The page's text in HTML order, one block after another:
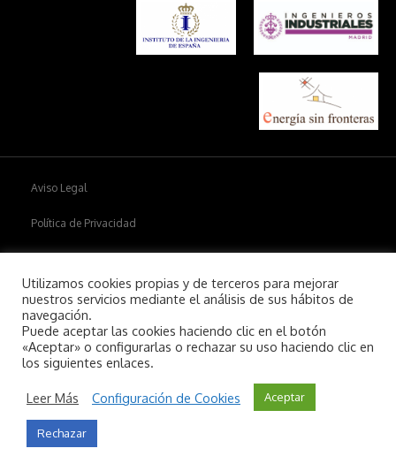
Aviso Legal
Política de Privacidad
Copyright © 2026Aiim.
Utilizamos cookies propias y de terceros para mejorar
nuestros servicios mediante el análisis de sus hábitos de
navegación.
Puede aceptar las cookies haciendo clic en el botón
«Aceptar» o configurarlas o rechazar su uso haciendo clic en
los siguientes enlaces.
Leer Más Configuración de Cookies Aceptar
Rechazar